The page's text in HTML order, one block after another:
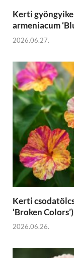
Kerti
armeniacum
2026.06.27.
Kerti
‘Broken Colors’)
2026.06.26.